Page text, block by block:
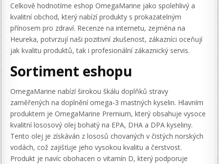
Celkově hodnotíme eshop OmegaMarine jako spolehlivý a
kvalitní obchod, který nabízí produkty s prokazatelným
přínosem pro zdraví. Recenze na internetu, zejména na
Heureka, potvrzují naši pozitivní zkušenost, zákazníci oceňují
jak kvalitu produktů, tak i profesionální zákaznický servis.
Sortiment eshopu
OmegaMarine nabízí širokou škálu doplňků stravy
zaměřených na doplnění omega-3 mastných kyselin. Hlavním
produktem je OmegaMarine Premium, který obsahuje vysoce
kvalitní lososový olej bohatý na EPA, DHA a DPA kyseliny.
Tento olej je získáván z lososů chovaných v čistých norských
vodách, což zajišťuje jeho vysokou kvalitu a čerstvost.
Produkt je navíc obohacen o vitamín D, který podporuje